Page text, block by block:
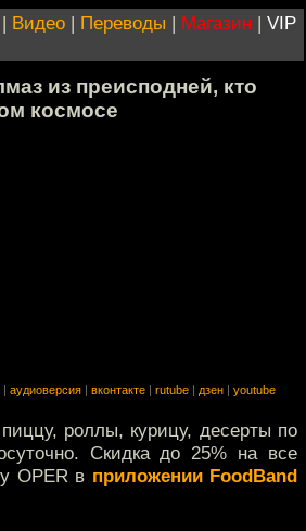
| Видео | Переводы | Магазин | VIP
из преисподней, кто
космосе
аудиоверсия вконтакте rutube дзен youtube
роллы, курицу, десерты по
Скидка до 25% на все
OPER в приложении FoodBand